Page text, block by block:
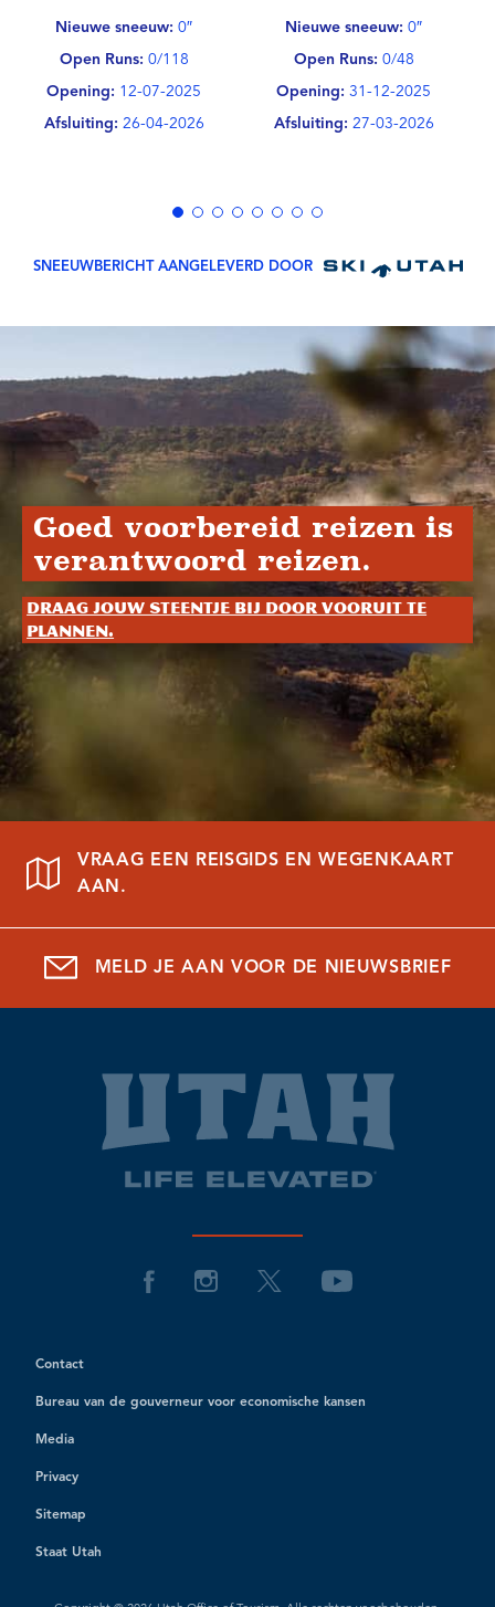
Nieuwe sneeuw: 0″
Open Runs: 0/118
Opening: 12-07-2025
Afsluiting: 26-04-2026
Nieuwe sneeuw: 0″
Open Runs: 0/48
Opening: 31-12-2025
Afsluiting: 27-03-2026
SNEEUWBERICHT AANGELEVERD DOOR
Goed voorbereid reizen is
verantwoord reizen.
Draag jouw steentje bij door vooruit te
plannen.
VRAAG EEN REISGIDS EN WEGENKAART
AAN.
MELD JE AAN VOOR DE NIEUWSBRIEF
Contact
Bureau van de gouverneur voor economische kansen
Media
Privacy
Sitemap
Staat Utah